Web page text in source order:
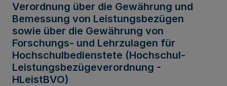
Verordnung über die Gewährung und
Bemessung von Leistungsbezügen
sowie über die Gewährung von
Forschungs- und Lehrzulagen für
Hochschulbedienstete (Hochschul-
Leistungsbezügeverordnung -
HLeistBVO)